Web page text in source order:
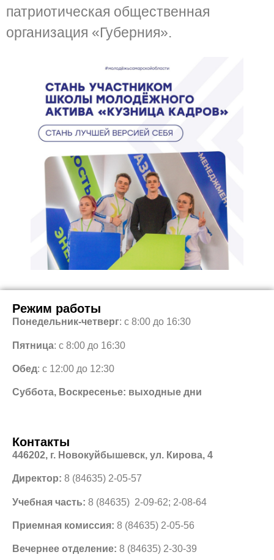
патриотическая общественная
организация «Губерния».
Режим работы
Понедельник-четверг: с 8:00 до 16:30
Пятница: с 8:00 до 16:30
Обед: с 12:00 до 12:30
Суббота, Воскресенье: выходные дни
Контакты
446202, г. Новокуйбышевск, ул. Кирова, 4
Директор: 8 (84635) 2-05-57
Учебная часть: 8 (84635) 2-09-62; 2-08-64
Приемная комиссия: 8 (84635) 2-05-56
Вечернее отделение: 8 (84635) 2-30-39